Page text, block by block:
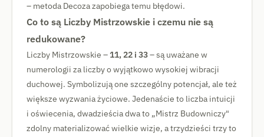
– metoda Decoza zapobiega temu błędowi.
Co to są Liczby Mistrzowskie i czemu nie są
redukowane?
Liczby Mistrzowskie – 11, 22 i 33– są uważane w
numerologii za liczby o wyjątkowo wysokiej wibracji
duchowej. Symbolizują one szczególny potencjał, ale też
większe wyzwania życiowe. Jedenaście to liczba intuicji
i oświecenia, dwadzieścia dwa to „Mistrz Budowniczy"
zdolny materializować wielkie wizje, a trzydzieści trzy to